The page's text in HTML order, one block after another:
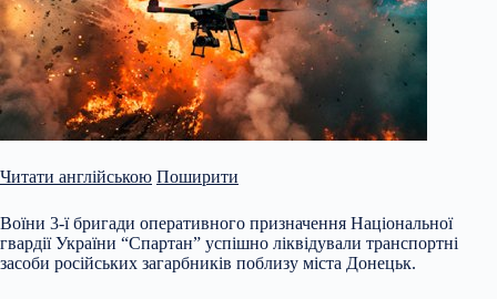
Читати англійською Поширити
Воїни 3-ї бригади оперативного призначення Національної
гвардії України “Спартан” успішно ліквідували транспортні
засоби російських загарбників поблизу міста Донецьк.